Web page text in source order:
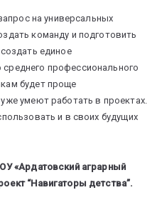
на универсальных
команду и подготовить
единое
профессионального
будет проще
умеют работать в проектах.
и в своих будущих
«Ардатовский аграрный
“Навигаторы детства”.